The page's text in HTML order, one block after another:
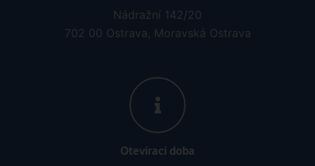
Nádražní 142/20
702 00 Ostrava, Moravská Ostrava
Otevírací doba